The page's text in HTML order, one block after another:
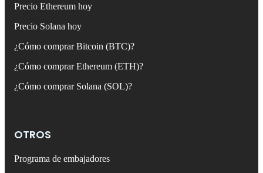
Precio Ethereum hoy
Precio Solana hoy
¿Cómo comprar Bitcoin (BTC)?
¿Cómo comprar Ethereum (ETH)?
¿Cómo comprar Solana (SOL)?
OTROS
Programa de embajadores